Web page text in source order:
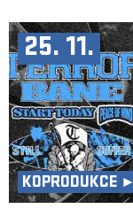
25. 11.
KOPRODUKCE ►